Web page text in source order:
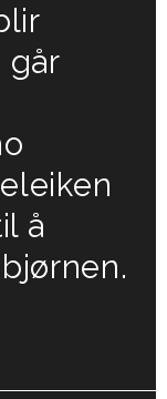
går
å